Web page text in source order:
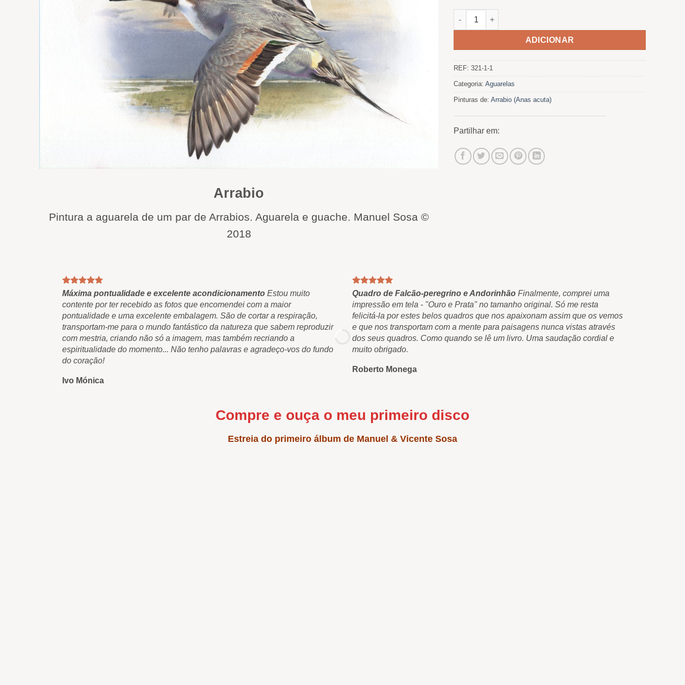
Arrabio
Pintura a aguarela de um par de Arrabios. Aguarela e guache. Manuel Sosa ©
2018
Quantidade de Anade Rabudo
ADICIONAR
REF:321-1-1
Categoria:Aguarelas
Pinturas de:Arrabio (Anas acuta)
Partilhar em:
Máxima pontualidade e excelente acondicionamento Estou muito
contente por ter recebido as fotos que encomendei com a maior
pontualidade e uma excelente embalagem. São de cortar a respiração,
transportam-me para o mundo fantástico da natureza que sabem reproduzir
com mestria, criando não só a imagem, mas também recriando a
espiritualidade do momento... Não tenho palavras e agradeço-vos do fundo
do coração!
Ivo Mónica
Quadro de Falcão-peregrino e Andorinhão Finalmente, comprei uma
impressão em tela - "Ouro e Prata" no tamanho original. Só me resta
felicitá-la por estes belos quadros que nos apaixonam assim que os vemos
e que nos transportam com a mente para paisagens nunca vistas através
dos seus quadros. Como quando se lê um livro. Uma saudação cordial e
muito obrigado.
Roberto Monega
Compre e ouça o meu primeiro disco
Estreia do primeiro álbum de Manuel & Vicente Sosa